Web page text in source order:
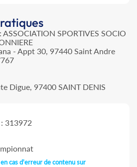
ASSOCIATION SPORTIVES SOCIO
- Appt 30, 97440 Saint Andre
Digue, 97400 SAINT DENIS
: 313972
cas d'erreur de contenu sur